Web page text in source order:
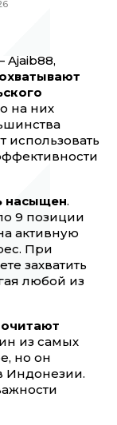
Ajaib88,
охватывают
на них
использовать
насыщен.
9 позиции
активную
При
захватить
любой из
из самых
но он
Индонезии.